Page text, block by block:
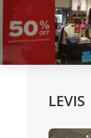
LEVIS